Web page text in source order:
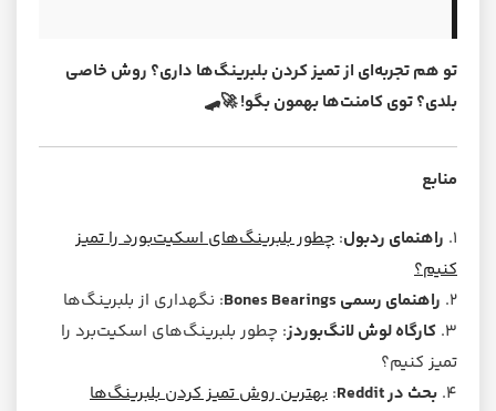
تو هم تجربه‌ای از تمیز کردن بلبرینگ‌ها داری؟ روش خاصی
بلدی؟ توی کامنت‌ها بهمون بگو! 🚀🛹
منابع
۱. راهنمای ردبول: چطور بلبرینگ‌های اسکیت‌بورد را تمیز
کنیم؟
۲. راهنمای رسمی Bones Bearings
: نگهداری از بلبرینگ‌ها
۳. کارگاه لوش لانگ‌بوردز: چطور بلبرینگ‌های اسکیت‌برد را
تمیز کنیم؟
۴. بحث در Reddit : بهترین روش تمیز کردن بلبرینگ‌ها